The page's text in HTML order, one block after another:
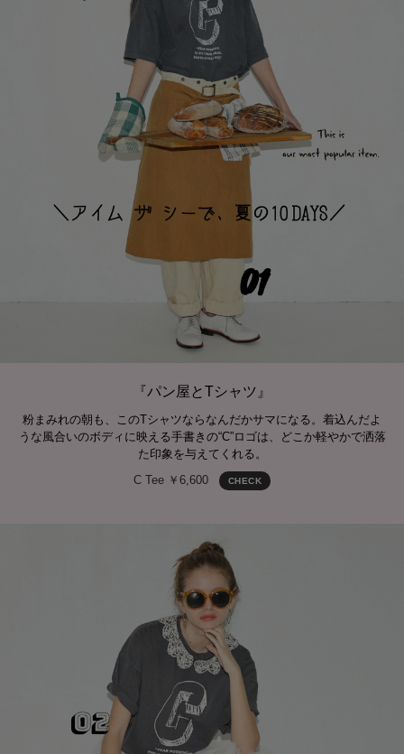
『パン屋とTシャツ』
粉まみれの朝も、このTシャツならなんだかサマになる。着込んだよ
うな風合いのボディに映える手書きの“C”ロゴは、どこか軽やかで洒落
た印象を与えてくれる。
C Tee ￥6,600
CHECK